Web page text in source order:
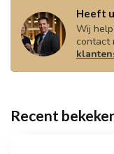
Heeft
Wij
contact
Recent